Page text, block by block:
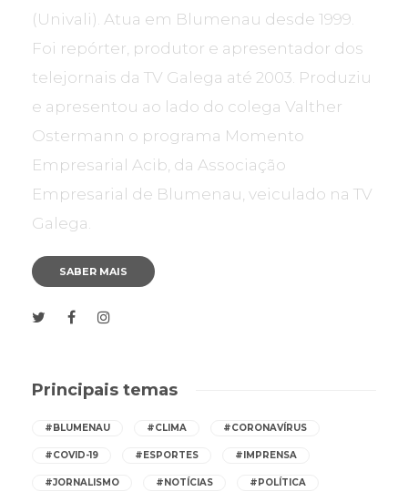
(Univali). Atua em Blumenau desde 1999.
Foi repórter, produtor e apresentador dos
telejornais da TV Galega até 2003. Produziu
e apresentou ao lado do colega Valther
Ostermann o programa Momento
Empresarial Acib, da Associação
Empresarial de Blumenau, veiculado na TV
Galega.
SABER MAIS
Principais temas
#BLUMENAU #CLIMA #CORONAVÍRUS
#COVID-19 #ESPORTES #IMPRENSA
#JORNALISMO #NOTÍCIAS #POLÍTICA